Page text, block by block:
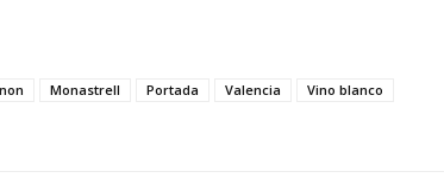
Monastrell Portada Valencia
Vino blanco